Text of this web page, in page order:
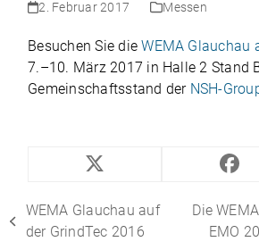
2. Februar 2017 Messen
Besu­chen Sie dieWEMA Glauchau
7.–10. März 2017 in Halle 2 Stand
Gemein­schafts­stand der NSH-
WEMA Glauchau auf
der GrindTec 2016
Die
EMO